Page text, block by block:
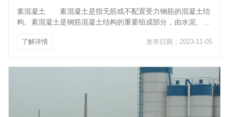
素混凝土 素混凝土是指无筋或不配置受力钢筋的混凝土结
构。素混凝土是钢筋混凝土结构的重要组成部分，由水泥、砂
定比例混合后加一定比例的水拌制而成。普通混凝土干表观密
时，应视为素混凝土结构。这种材料具有较高的抗压强度，而
抗拉强度却很低，故一般在以受压为主的结构构件中采用，如
柱墩、基础墙等。钢筋混凝土 当在混凝土中配以适量的钢
了解详情 发布日期：2023-11-05